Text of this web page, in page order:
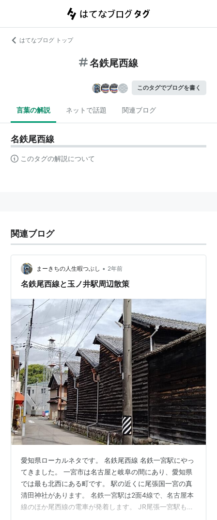
はてなブログ トップ
名鉄尾西線
このタグでブログを書く
言葉の解説 ネットで話題 関連ブログ
名鉄尾西線
このタグの解説について
関連ブログ
まーきちの人生暇つぶし • 2年前
名鉄尾西線と玉ノ井駅周辺散策
愛知県ローカルネタです。 名鉄尾西線 名鉄一宮駅にやっ
てきました。 一宮市は名古屋と岐阜の間にあり、愛知県
では最も北西にある町です。 駅の近くに尾張国一宮の真
清田神社があります。 名鉄一宮駅は2面4線で、名古屋本
線のほか尾西線の電車が発着します。 JR尾張一宮駅も隣